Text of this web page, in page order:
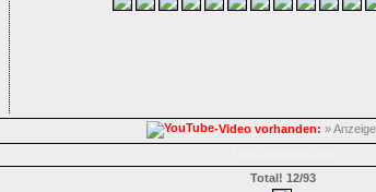
-Video vorhanden: »
Total! 12/93